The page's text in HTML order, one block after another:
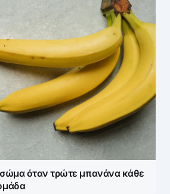
σώμα όταν τρώτε μπανάνα κάθε